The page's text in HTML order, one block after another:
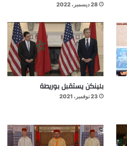
28 ديسمبر، 2022
بلينكن يستقبل بوريطة
23 نوفمبر، 2021